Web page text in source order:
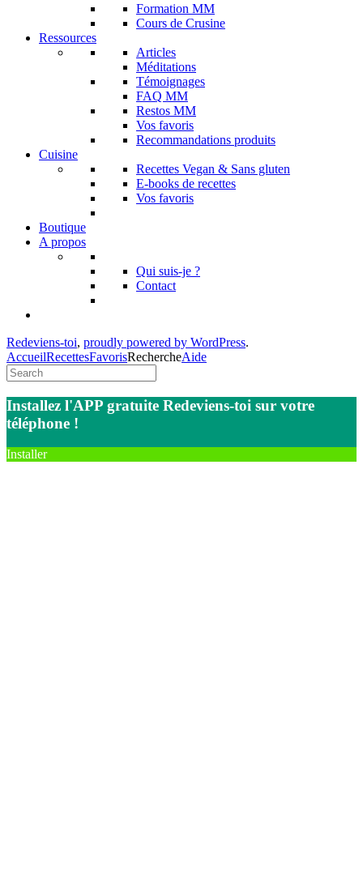
Formation MM
Cours de Crusine
Ressources
Articles
Méditations
Témoignages
FAQ MM
Restos MM
Vos favoris
Recommandations produits
Cuisine
Recettes Vegan & Sans gluten
E-books de recettes
Vos favoris
Boutique
A propos
Qui suis-je ?
Contact
Redeviens-toi, proudly powered by WordPress.
AccueilRecettesFavorisRechercheAide
Installez l'APP gratuite Redeviens-toi sur votre
téléphone !
Installer